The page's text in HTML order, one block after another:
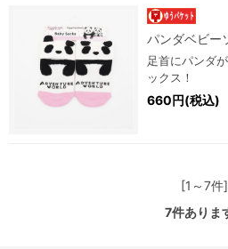
パンダベビ
足首にパンダ
ックス！
660円(税込)
[1～7件]
7件ありま